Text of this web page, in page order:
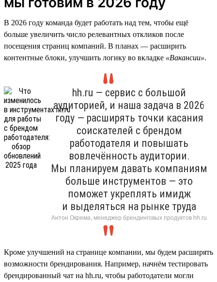
В 2026 году команда будет работать над тем, чтобы ещё
больше увеличить число релевантных откликов после
посещения страниц компаний. В планах — расширить
контентные блоки, улучшить логику во вкладке «Вакансии».
hh.ru — сервис с большой
аудиторией, и наша задача в 2026
году — расширять точки касания
соискателей с брендом
работодателя и повышать
вовлечённость аудитории.
Мы планируем давать компаниям
больше инструментов — это
поможет укреплять имидж
и выделяться на рынке труда
Антон Окрема, менеджер брендинговых продуктов hh.ru
Кроме улучшений на странице компании, мы будем расширять
возможности брендирования. Например, начнём тестировать
брендированный чат на hh.ru, чтобы работодатели могли